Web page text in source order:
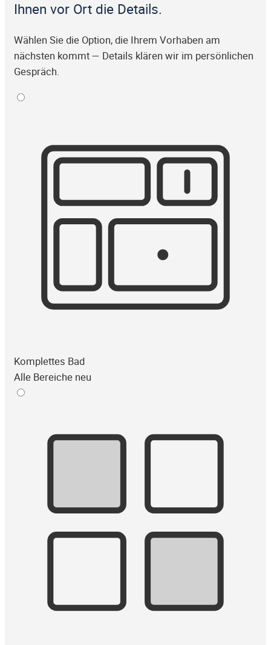
Ihnen vor Ort die Details.
Wählen Sie die Option, die Ihrem Vorhaben am
nächsten kommt — Details klären wir im persönlichen
Gespräch.
Komplettes Bad
Alle Bereiche neu